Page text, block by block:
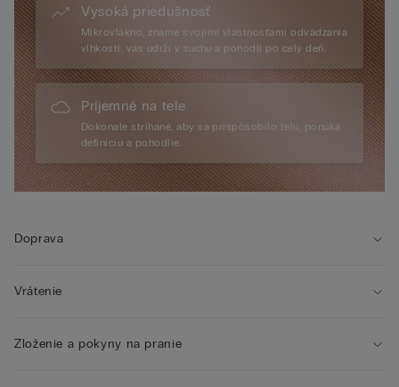
Vysoká priedušnosť
Mikrovlákno, známe svojimi vlastnosťami odvádzania
vlhkosti, vás udrží v suchu a pohodlí po celý deň.
Príjemné na tele
Dokonale strihané, aby sa prispôsobilo telu, ponúka
definíciu a pohodlie.
Doprava
Vrátenie
Zloženie a pokyny na pranie